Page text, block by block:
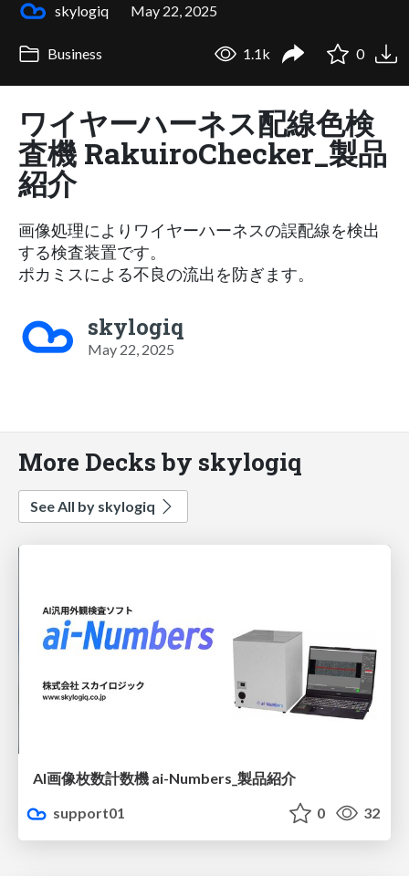
skylogiq May 22, 2025
Business 1.1k 0
ワイヤーハーネス配線色検
査機 RakuiroChecker_製品
紹介
画像処理によりワイヤーハーネスの誤配線を検出
する検査装置です。
ポカミスによる不良の流出を防ぎます。
skylogiq
May 22, 2025
More Decks by skylogiq
See All by skylogiq
AI画像枚数計数機 ai-Numbers_製品紹介
support01
0 32